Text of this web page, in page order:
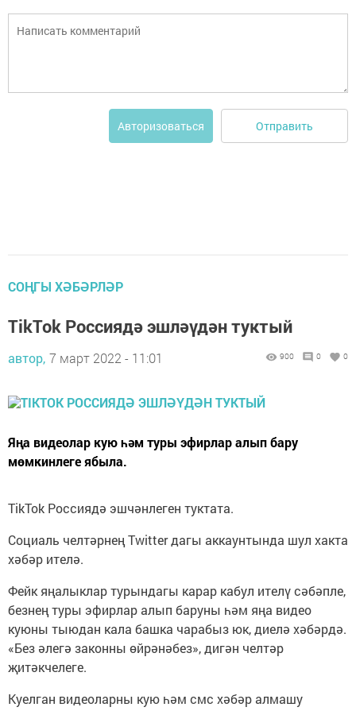
Авторизоваться Отправить
СОҢГЫ ХӘБӘРЛӘР
TikTok Россиядә эшләүдән туктый
автор, 7 март 2022 - 11:01 900 0 0
Яңа видеолар кую һәм туры эфирлар алып бару
мөмкинлеге ябыла.
TikTok Россиядә эшчәнлеген туктата.
Социаль челтәрнең Twitter дагы аккаунтында шул хакта
хәбәр ителә.
Фейк яңалыклар турындагы карар кабул ителү сәбәпле,
безнең туры эфирлар алып баруны һәм яңа видео
куюны тыюдан кала башка чарабыз юк, диелә хәбәрдә.
«Без әлегә законны өйрәнәбез», дигән челтәр
җитәкчелеге.
Куелган видеоларны кую һәм смс хәбәр алмашу